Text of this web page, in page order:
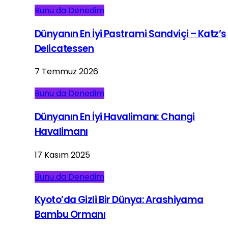
Bunu da Denedim
Dünyanın En İyi Pastrami Sandviçi – Katz’s
Delicatessen
7 Temmuz 2026
Bunu da Denedim
Dünyanın En İyi Havalimanı: Changi
Havalimanı
17 Kasım 2025
Bunu da Denedim
Kyoto’da Gizli Bir Dünya: Arashiyama
Bambu Ormanı